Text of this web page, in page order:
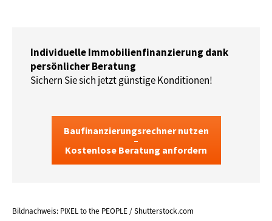
Individuelle Immobilienfinanzierung dank
persönlicher Beratung
Sichern Sie sich jetzt günstige Konditionen!
Baufinanzierungsrechner nutzen
–
Kostenlose Beratung anfordern
Bildnachweis: PIXEL to the PEOPLE / Shutterstock.com